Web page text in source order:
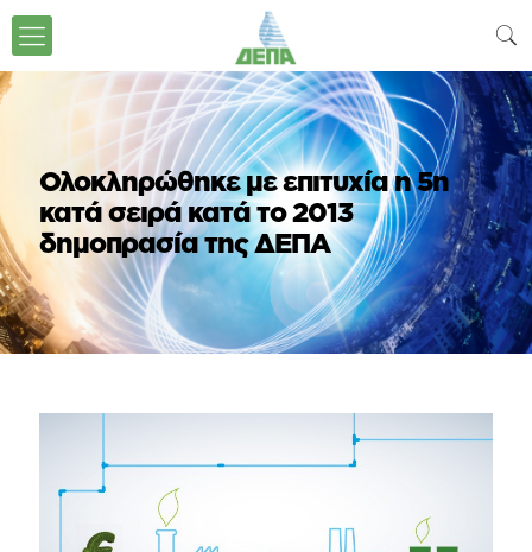
Ολοκληρώθηκε με επιτυχία η 5η
κατά σειρά κατά το 2013
δημοπρασία της ΔΕΠΑ